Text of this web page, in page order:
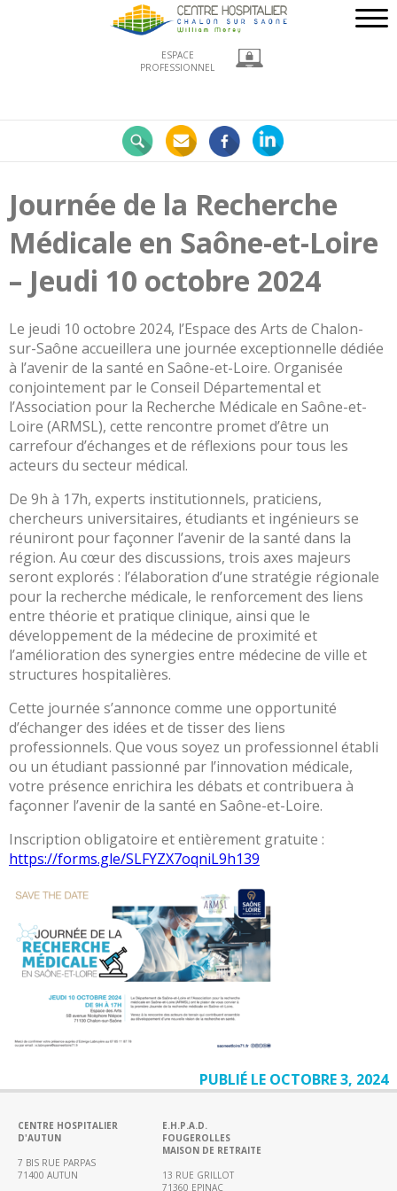
ESPACE
PROFESSIONNEL
à
la
pointe
Développement
La
recherche
clinique
Portail
de
transparence
–
clinique
du
CHWM
Amélioration
Continue
Certification
HAS
Démarche
Qualité
Les
indicateurs
qualité
Gestion
des
risques
Coopérations
Hospitalières
Le
Hospitalier
de
Territoire
portail
des
commandes
L’offre
de
soins
Journée de la Recherche
Médicale en Saône-et-Loire
– Jeudi 10 octobre 2024
Le jeudi 10 octobre 2024, l’Espace des Arts de Chalon-
sur-Saône accueillera une journée exceptionnelle dédiée
à l’avenir de la santé en Saône-et-Loire. Organisée
conjointement par le Conseil Départemental et
l’Association pour la Recherche Médicale en Saône-et-
Loire (ARMSL), cette rencontre promet d’être un
carrefour d’échanges et de réflexions pour tous les
acteurs du secteur médical.
De 9h à 17h, experts institutionnels, praticiens,
chercheurs universitaires, étudiants et ingénieurs se
réuniront pour façonner l’avenir de la santé dans la
région. Au cœur des discussions, trois axes majeurs
seront explorés : l’élaboration d’une stratégie régionale
pour la recherche médicale, le renforcement des liens
entre théorie et pratique clinique, ainsi que le
développement de la médecine de proximité et
l’amélioration des synergies entre médecine de ville et
structures hospitalières.
Cette journée s’annonce comme une opportunité
d’échanger des idées et de tisser des liens
professionnels. Que vous soyez un professionnel établi
ou un étudiant passionné par l’innovation médicale,
votre présence enrichira les débats et contribuera à
façonner l’avenir de la santé en Saône-et-Loire.
Inscription obligatoire et entièrement gratuite :
https://forms.gle/SLFYZX7oqniL9h139
PUBLIÉ LE OCTOBRE 3, 2024
CENTRE HOSPITALIER
D'AUTUN
7 BIS RUE PARPAS
71400 AUTUN
E.H.P.A.D.
FOUGEROLLES
MAISON DE RETRAITE
13 RUE GRILLOT
71360 EPINAC